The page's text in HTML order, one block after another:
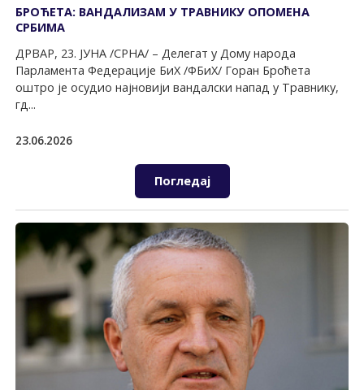
БРОЋЕТА: ВАНДАЛИЗАМ У ТРАВНИКУ ОПОМЕНА
СРБИМА
ДРВАР, 23. ЈУНА /СРНА/ – Делегат у Дому народа
Парламента Федерације БиХ /ФБиХ/ Горан Броћета
оштро је осудио најновији вандалски напад у Травнику,
гд...
23.06.2026
Погледај